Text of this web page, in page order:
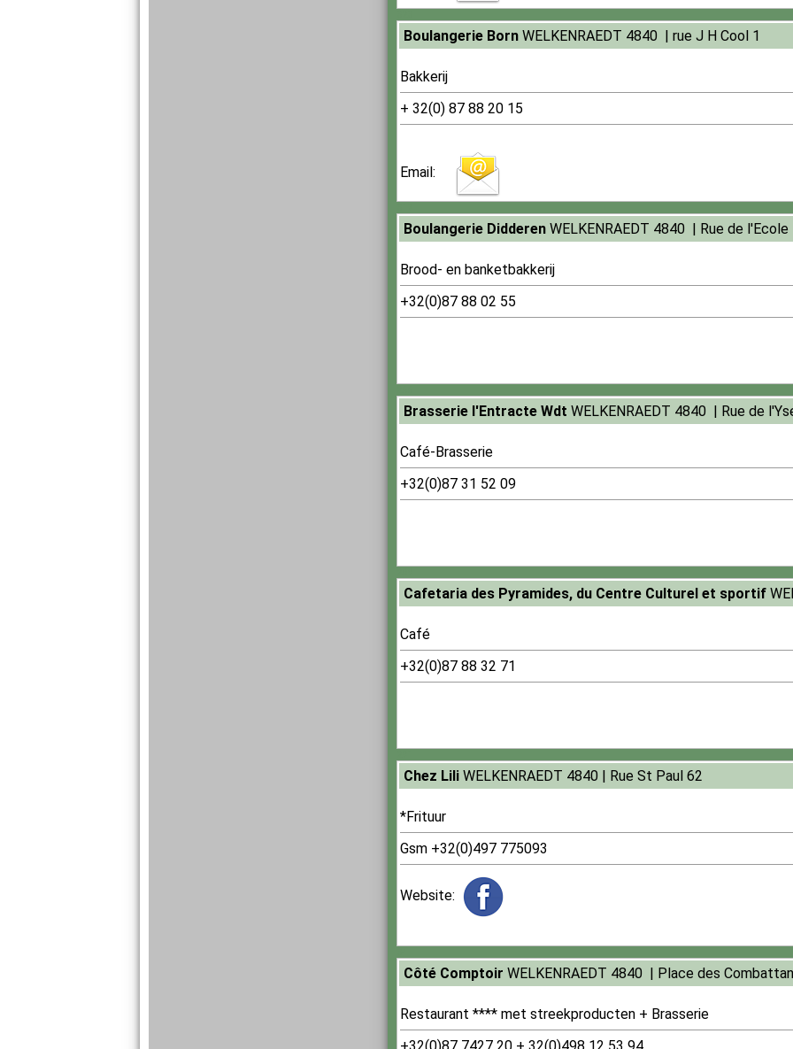
Boulangerie Born WELKENRAEDT 4840 | rue J H Cool 1
Bakkerij
+ 32(0) 87 88 20 15
Email:
Boulangerie Didderen WELKENRAEDT 4840 | Rue de l'Ecole
Brood- en banketbakkerij
+32(0)87 88 02 55
Brasserie l'Entracte Wdt WELKENRAEDT 4840 | Rue de
Café-Brasserie
+32(0)87 31 52 09
Cafetaria des Pyramides, du Centre Culturel et sportif
Café
+32(0)87 88 32 71
Chez Lili WELKENRAEDT 4840 | Rue St Paul 62
*Frituur
Gsm +32(0)497 775093
Website:
Côté Comptoir WELKENRAEDT 4840 | Place des
Restaurant **** met streekproducten + Brasserie